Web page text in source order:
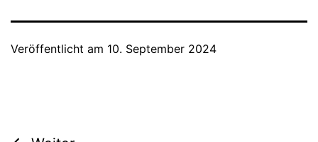
Veröffentlicht am 10. September 2024